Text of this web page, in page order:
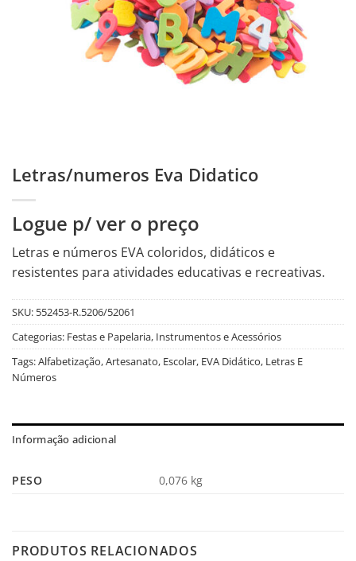
Letras/numeros Eva Didatico
Logue p/ ver o preço
Letras e números EVA coloridos, didáticos e
resistentes para atividades educativas e recreativas.
SKU: 552453-R.5206/52061
Categorias: Festas e Papelaria, Instrumentos e Acessórios
Tags:Alfabetização,Artesanato, Escolar, EVA Didático, Letras E
Números
Informação adicional
PESO 0,076 kg
PRODUTOS RELACIONADOS